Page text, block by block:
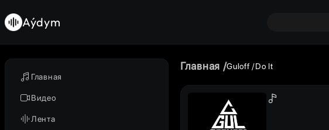
Главная
Видео
Лента
Aýdym
Главная Guloff Do It